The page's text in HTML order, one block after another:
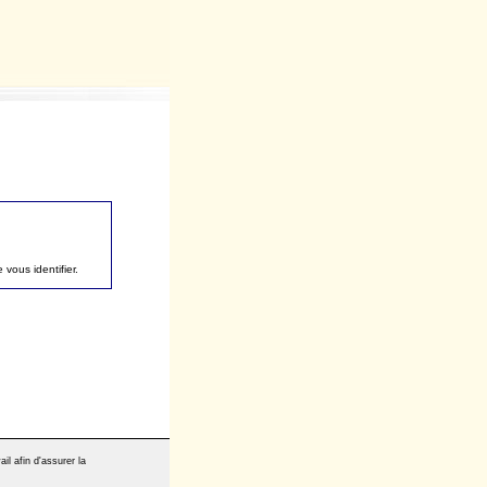
vous identifier.
afin d'assurer la